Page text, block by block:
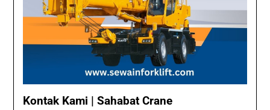
Kontak Kami | Sahabat Crane